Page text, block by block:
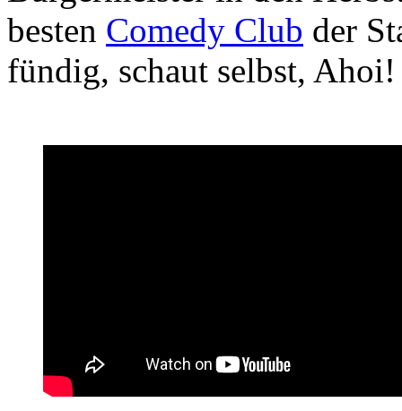
besten Comedy Club der
fündig, schaut selbst, Ahoi!